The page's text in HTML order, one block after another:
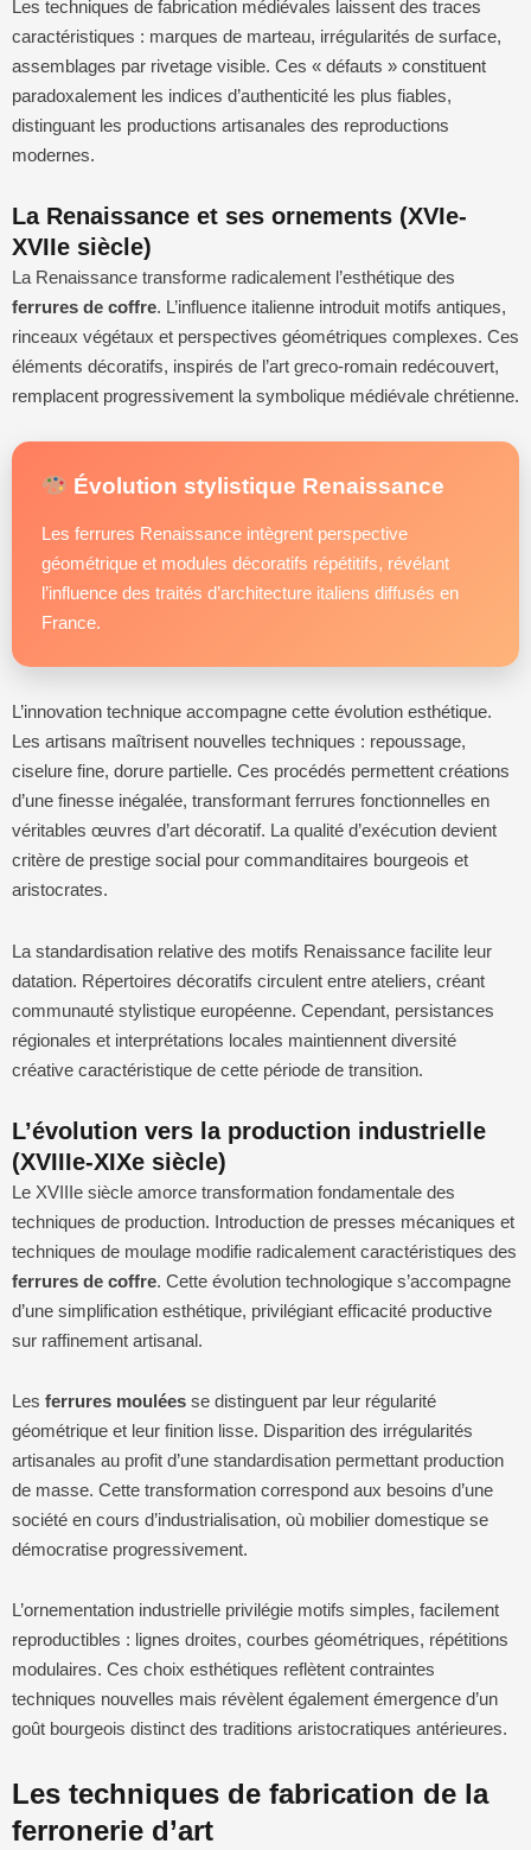
Les techniques de fabrication médiévales laissent des traces
caractéristiques : marques de marteau, irrégularités de surface,
assemblages par rivetage visible. Ces « défauts » constituent
paradoxalement les indices d’authenticité les plus fiables,
distinguant les productions artisanales des reproductions
modernes.
La Renaissance et ses ornements (XVIe-
XVIIe siècle)
La Renaissance transforme radicalement l’esthétique des
ferrures de coffre. L’influence italienne introduit motifs antiques,
rinceaux végétaux et perspectives géométriques complexes. Ces
éléments décoratifs, inspirés de l’art greco-romain redécouvert,
remplacent progressivement la symbolique médiévale chrétienne.
Évolution stylistique Renaissance
Les ferrures Renaissance intègrent perspective
géométrique et modules décoratifs répétitifs, révélant
l’influence des traités d’architecture italiens diffusés en
France.
L’innovation technique accompagne cette évolution esthétique.
Les artisans maîtrisent nouvelles techniques : repoussage,
ciselure fine, dorure partielle. Ces procédés permettent créations
d’une finesse inégalée, transformant ferrures fonctionnelles en
véritables œuvres d’art décoratif. La qualité d’exécution devient
critère de prestige social pour commanditaires bourgeois et
aristocrates.
La standardisation relative des motifs Renaissance facilite leur
datation. Répertoires décoratifs circulent entre ateliers, créant
communauté stylistique européenne. Cependant, persistances
régionales et interprétations locales maintiennent diversité
créative caractéristique de cette période de transition.
L’évolution vers la production industrielle
(XVIIIe-XIXe siècle)
Le XVIIIe siècle amorce transformation fondamentale des
techniques de production. Introduction de presses mécaniques et
techniques de moulage modifie radicalement caractéristiques des
ferrures de coffre. Cette évolution technologique s’accompagne
d’une simplification esthétique, privilégiant efficacité productive
sur raffinement artisanal.
Les ferrures moulées se distinguent par leur régularité
géométrique et leur finition lisse. Disparition des irrégularités
artisanales au profit d’une standardisation permettant production
de masse. Cette transformation correspond aux besoins d’une
société en cours d’industrialisation, où mobilier domestique se
démocratise progressivement.
L’ornementation industrielle privilégie motifs simples, facilement
reproductibles : lignes droites, courbes géométriques, répétitions
modulaires. Ces choix esthétiques reflètent contraintes
techniques nouvelles mais révèlent également émergence d’un
goût bourgeois distinct des traditions aristocratiques antérieures.
Les techniques de fabrication de la
ferronerie d’art